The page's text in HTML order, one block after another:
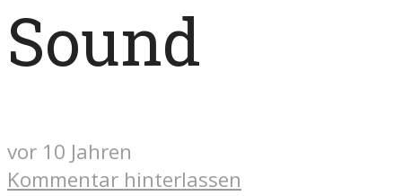
Sound
vor 10 Jahren
Kommentar hinterlassen